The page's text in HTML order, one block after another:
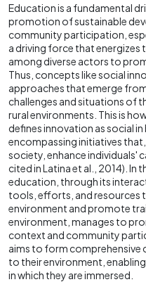
Education is a fundamental
promotion of sustainable
community participation,
a driving force that
among diverse actors to
Thus, concepts like social
approaches that emerge
challenges and situations of
rural environments. This is
defines innovation as social
encompassing initiatives
society, enhance individuals'
cited in Latina et al., 2014). In
education, through its
tools, efforts, and resources
environment and promote
environment, manages to
context and community
aims to form comprehensive
to their environment,
in which they are immersed.